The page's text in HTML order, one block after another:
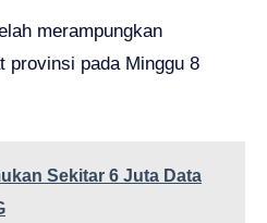
merampungkan
provinsi pada Minggu 8
Sekitar 6 Juta Data